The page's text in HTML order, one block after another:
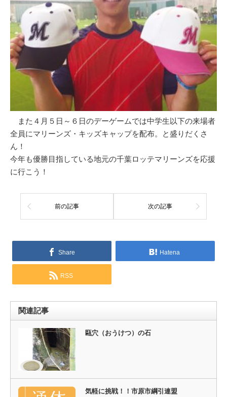
また４月５日～６日のデーゲームでは中学生以下の来場者
全員にマリーンズ・キッズキャップを配布。と盛りだくさ
ん！
今年も優勝目指している地元の千葉ロッテマリーンズを応援
に行こう！
前の記事 次の記事
Share Hatena
RSS
関連記事
甌穴（おうけつ）の石
気軽に挑戦！！市原市綱引連盟